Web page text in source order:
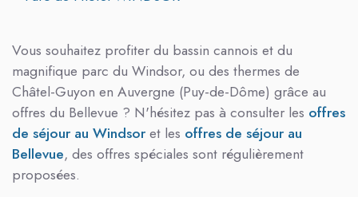
Vous souhaitez profiter du bassin cannois et du
magnifique parc du Windsor, ou des thermes de
Châtel-Guyon en Auvergne (Puy-de-Dôme) grâce au
offres du Bellevue ? N'hésitez pas à consulter les offres
de séjour au Windsoret les offres de séjour au
Bellevue, des offres spéciales sont régulièrement
proposées.